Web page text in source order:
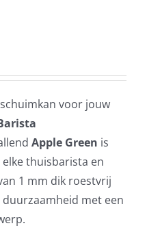
voor jouw
Apple Green is
thuisbarista en
1 mm dik roestvrij
met een